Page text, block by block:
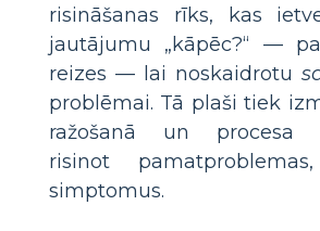
risināšanas rīks, kas
jautājumu „kāpēc?“ —
reizes — lai noskaidrotu
problēmai. Tā plaši tiek
ražošanā un procesa
risinot
simptomus.